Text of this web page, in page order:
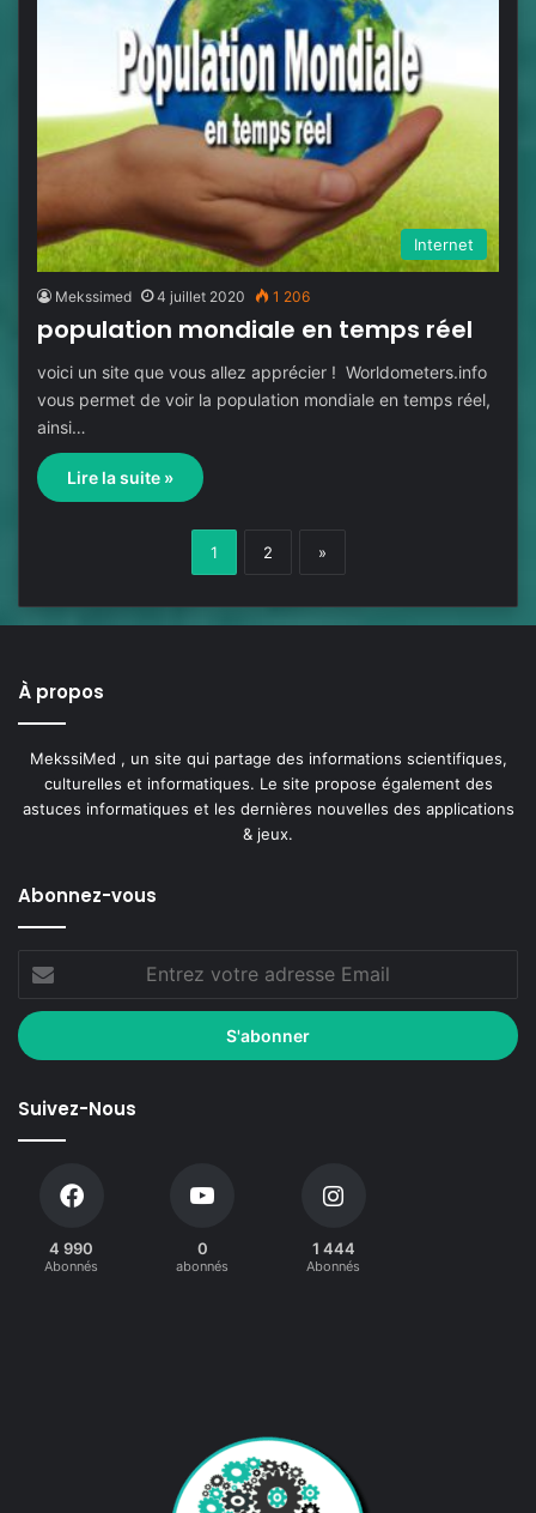
Internet
Mekssimed 4 juillet 2020 1 206
population mondiale en temps réel
voici un site que vous allez apprécier ! Worldometers.info
vous permet de voir la population mondiale en temps réel,
ainsi…
Lire la suite »
1 2 »
À propos
MekssiMed , un site qui partage des informations scientifiques,
culturelles et informatiques. Le site propose également des
astuces informatiques et les dernières nouvelles des applications
& jeux.
Abonnez-vous
Suivez-Nous
4 990
Abonnés
0
abonnés
1 444
Abonnés